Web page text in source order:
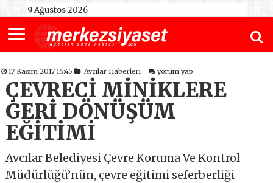
9 Ağustos 2026
17 Kasım 2017 15:45 Avcılar Haberleri yorum yap
ÇEVRECİ MİNİKLERE
GERİ DÖNÜŞÜM
EĞİTİMİ
Avcılar Belediyesi Çevre Koruma Ve Kontrol
Müdürlüğü’nün, çevre eğitimi seferberliği